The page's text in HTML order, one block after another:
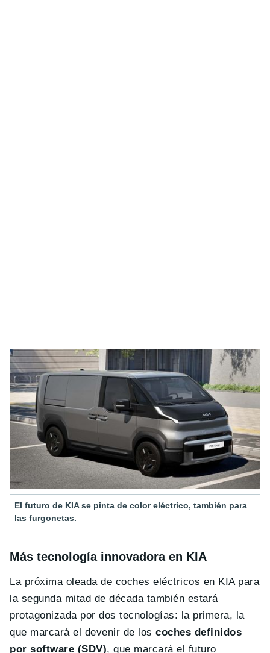
El futuro de KIA se pinta de color eléctrico, también para
las furgonetas.
Más tecnología innovadora en KIA
La próxima oleada de coches eléctricos en KIA para
la segunda mitad de década también estará
protagonizada por dos tecnologías: la primera, la
que marcará el devenir de loscoches definidos
por software (SDV), que marcará el futuro